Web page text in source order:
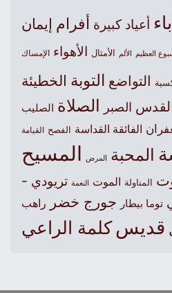
أعياد كبيرة أفرام إيمان
العظيم الألم الأمثال الأهواء الإمساك
التواضع التوبة الخطيئة
الصبر الصلاة الصليب
الفائقة القداسة الفصح القيامة
المحبة المرض المسيح
المناولة الموت النعمة تريودي -
بيطار جورج خضر راهب
قديس كلمة الراعي